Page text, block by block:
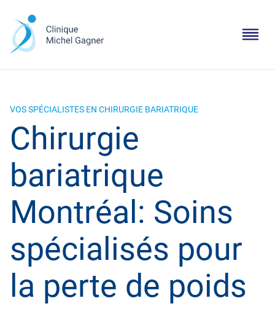
VOS SPÉCIALISTES EN CHIRURGIE BARIATRIQUE
Chirurgie
bariatrique
Montréal: Soins
spécialisés pour
la perte de poids